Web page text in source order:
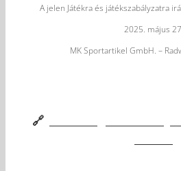
A jelen Játékra és játékszabályzatra
2025. május
MK Sportartikel GmbH. –
🔗